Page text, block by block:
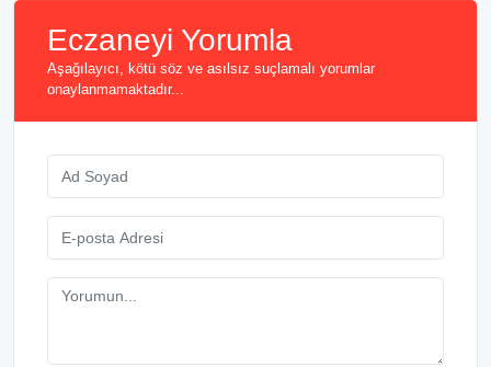
Eczaneyi Yorumla
Aşağılayıcı, kötü söz ve asılsız suçlamalı yorumlar
onaylanmamaktadır...